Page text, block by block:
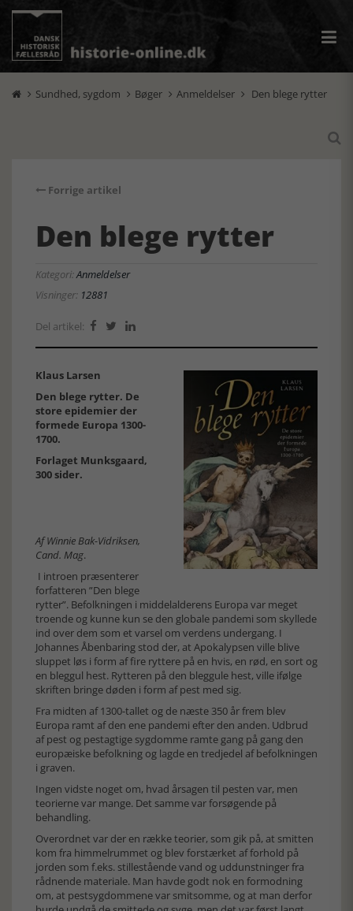
 Sundhed, sygdom  Bøger  Anmeldelser  Den blege rytter

Forrige artikel
Den blege rytter
Kategori:Anmeldelser
Visninger: 12881
Del artikel:   
Klaus Larsen
Den blege rytter. De
store epidemier der
formede Europa 1300-
1700.
Forlaget Munksgaard,
300 sider.
Af Winnie Bak-Vidriksen,
Cand. Mag.
I introen præsenterer
forfatteren ”Den blege
rytter”. Befolkningen i middelalderens Europa var meget
troende og kunne kun se den globale pandemi som skyllede
ind over dem som et varsel om verdens undergang. I
Johannes Åbenbaring stod der, at Apokalypsen ville blive
sluppet løs i form af fire ryttere på en hvis, en rød, en sort og
en bleggul hest. Rytteren på den bleggule hest, ville ifølge
skriften bringe døden i form af pest med sig.
Fra midten af 1300-tallet og de næste 350 år frem blev
Europa ramt af den ene pandemi efter den anden. Udbrud
af pest og pestagtige sygdomme ramte gang på gang den
europæiske befolkning og lagde en tredjedel af befolkningen
i graven.
Ingen vidste noget om, hvad årsagen til pesten var, men
teorierne var mange. Det samme var forsøgende på
behandling.
Overordnet var der en række teorier, som gik på, at smitten
kom fra himmelrummet og blev forstærket af forhold på
jorden som f.eks. stillestående vand og uddunstninger fra
rådnende materiale. Man havde godt nok en formodning
om, at pestsygdommene var smitsomme, og at man derfor